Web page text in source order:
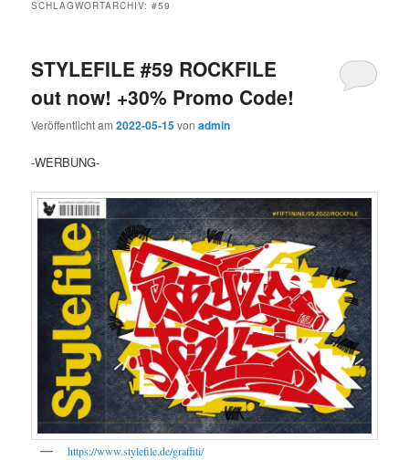
SCHLAGWORTARCHIV:#59
STYLEFILE #59 ROCKFILE
out now! +30% Promo Code!
Veröffentlicht am2022-05-15vonadmin
-WERBUNG-
https://www.stylefile.de/graffiti/